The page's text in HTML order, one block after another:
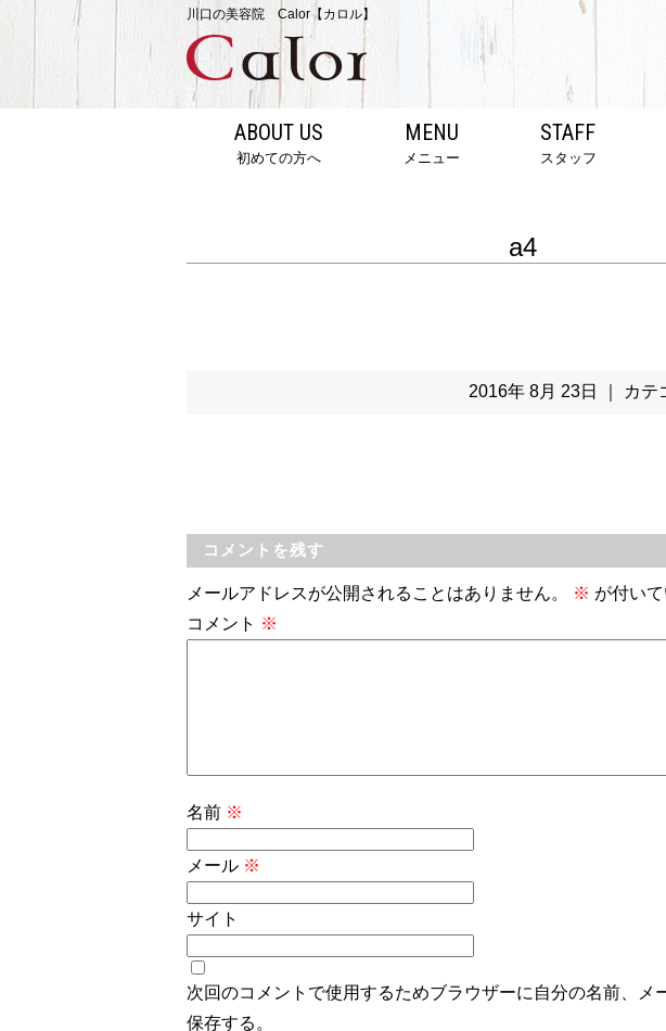
川口の美容院 Calor【カロル】
ABOUT US
初めての方へ
MENU
メニュー
STAFF
スタッフ
a4
2016年 8月 23日 ｜ カテ
コメントを残す
メールアドレスが公開されることはありません。 ※ が付い
コメント ※
名前 ※
メール ※
サイト
次回のコメントで使用するためブラウザーに自分の名前、メ
保存する。